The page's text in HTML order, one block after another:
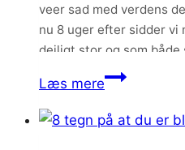
veer sad med verdens
nu 8 uger efter sidder vi
dejligt stor og som både
Læs mereCarla
uger